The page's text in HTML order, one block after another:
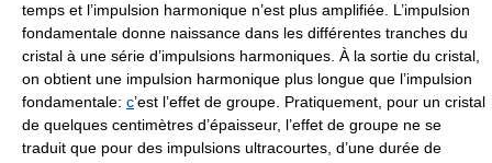
temps et l’impulsion harmonique n’est plus amplifiée. L’impulsion
fondamentale donne naissance dans les différentes tranches du
cristal à une série d’impulsions harmoniques. À la sortie du cristal,
on obtient une impulsion harmonique plus longue que l’impulsion
fondamentale: c’est l’effet de groupe. Pratiquement, pour un cristal
de quelques centimètres d’épaisseur, l’effet de groupe ne se
traduit que pour des impulsions ultracourtes, d’une durée de